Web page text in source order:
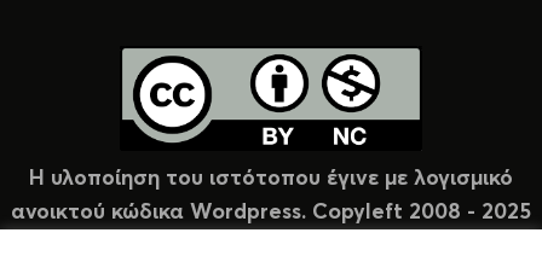
Η υλοποίηση του ιστότοπου έγινε με λογισμικό
ανοικτού κώδικα Wordpress. Copyleft 2008 - 2025